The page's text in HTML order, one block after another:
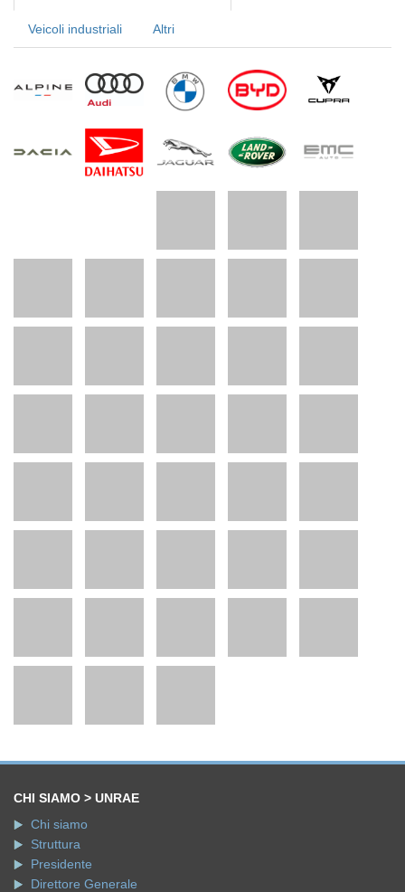
Veicoli industriali Altri
CHI SIAMO > UNRAE
Chi siamo
Struttura
Presidente
Direttore Generale